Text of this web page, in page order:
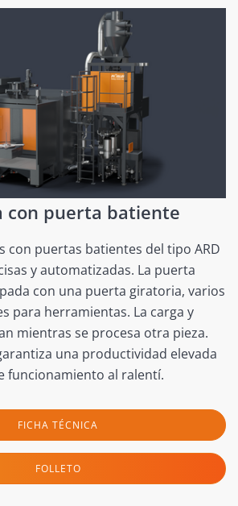
con puerta batiente
con puertas batientes del tipo ARD
y automatizadas. La puerta
con una puerta giratoria, varios
para herramientas. La carga y
mientras se procesa otra pieza.
una productividad elevada
funcionamiento al ralentí.
FICHA TÉCNICA
FOLLETO